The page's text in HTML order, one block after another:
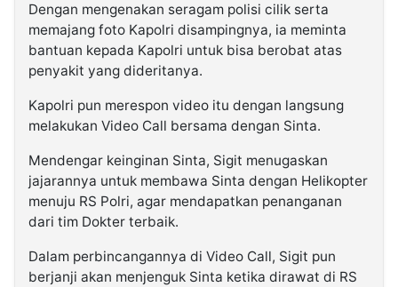
Dengan mengenakan seragam polisi cilik serta
memajang foto Kapolri disampingnya, ia meminta
bantuan kepada Kapolri untuk bisa berobat atas
penyakit yang dideritanya.
Kapolri pun merespon video itu dengan langsung
melakukan Video Call bersama dengan Sinta.
Mendengar keinginan Sinta, Sigit menugaskan
jajarannya untuk membawa Sinta dengan Helikopter
menuju RS Polri, agar mendapatkan penanganan
dari tim Dokter terbaik.
Dalam perbincangannya di Video Call, Sigit pun
berjanji akan menjenguk Sinta ketika dirawat di RS